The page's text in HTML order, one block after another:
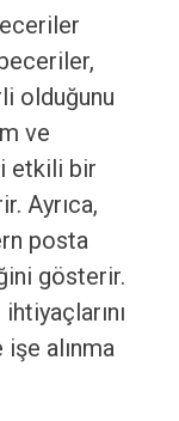
olduğunu
ve
etkili bir
Ayrıca,
posta
gösterir.
alınma